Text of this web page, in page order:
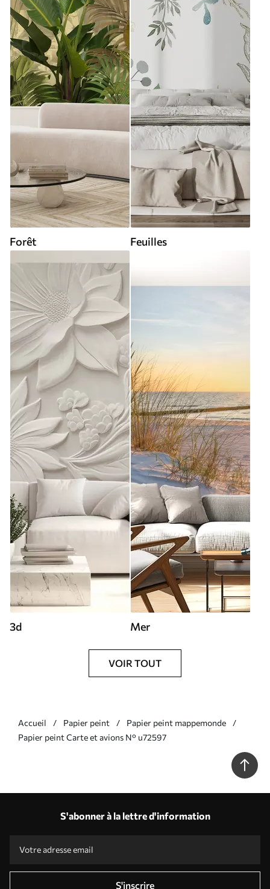
Forêt Feuilles
3d Mer
VOIR TOUT
Accueil Papier peint
Papier peint mappemonde
Papier peint Carte et avions N° u72597
S'abonner à la lettre d'information
S'inscrire